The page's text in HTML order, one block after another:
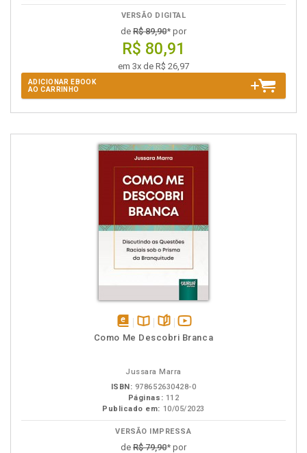
VERSÃO DIGITAL
de R$ 89,90* por
R$ 80,91
em 3x de R$ 26,97
ADICIONAR EBOOK
AO CARRINHO
disponívelDisponível
páginas
vídeo
Como Me Descobri Branca
Jussara Marra
ISBN: 978652630428-0
Páginas: 112
Publicado em: 10/05/2023
VERSÃO IMPRESSA
de R$ 79,90* por